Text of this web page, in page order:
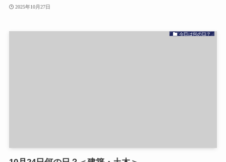
2025年10月27日
今日は何の日？